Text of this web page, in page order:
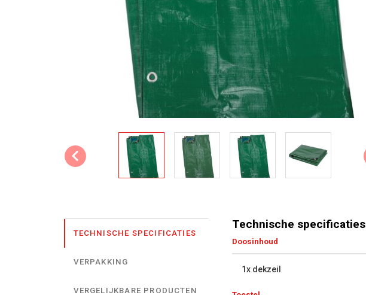
TECHNISCHE SPECIFICATIES
VERPAKKING
VERGELIJKBARE PRODUCTEN
Technische specificaties
Doosinhoud
1x dekzeil